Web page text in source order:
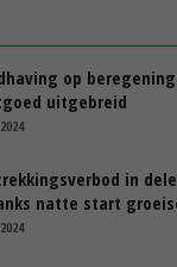
op
uitgebreid
in
natte start